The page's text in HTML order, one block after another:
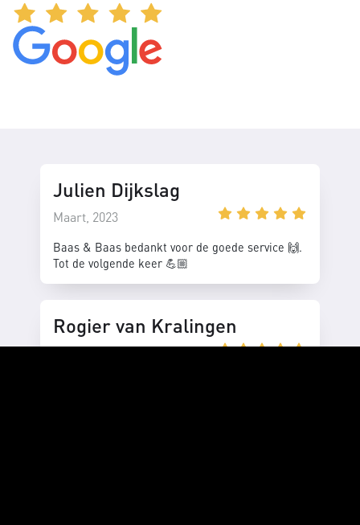
Julien Dijkslag
Maart, 2023
Baas & Baas bedankt voor de goede service 🙌.
Tot de volgende keer 💪🏼
Rogier van Kralingen
December, 2023